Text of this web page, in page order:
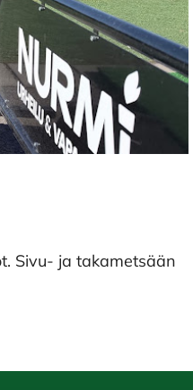
Sivu- ja takametsään